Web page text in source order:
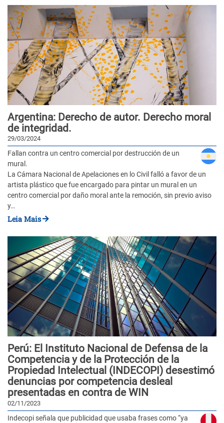
Argentina: Derecho de autor. Derecho moral
de integridad.
29/03/2024
Fallan contra un centro comercial por destrucción de un
mural.
La Cámara Nacional de Apelaciones en lo Civil falló a favor de un
artista plástico que fue encargado para pintar un mural en un
centro comercial por daño moral ante la remoción, sin previo aviso
y…
Leia Mais
Perú: El Instituto Nacional de Defensa de la
Competencia y de la Protección de la
Propiedad Intelectual (INDECOPI) desestimó
denuncias por competencia desleal
presentadas en contra de WIN
02/11/2023
Indecopi señala que publicidad que usaba frases como “ya